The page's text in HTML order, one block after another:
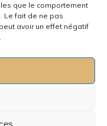
que le comportement
Le fait de ne pas
avoir un effet négatif
Search